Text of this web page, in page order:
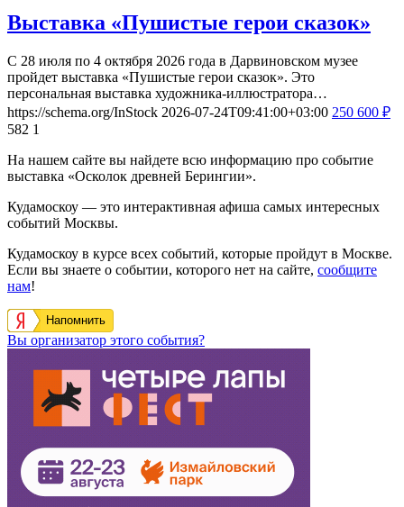
Выставка «Пушистые герои сказок»
С 28 июля по 4 октября 2026 года в Дарвиновском музее
пройдет выставка «Пушистые герои сказок». Это
персональная выставка художника-иллюстратора…
https://schema.org/InStock 2026-07-24T09:41:00+03:00 250 600 ₽
582 1
На нашем сайте вы найдете всю информацию про событие
выставка «Осколок древней Берингии».
Кудамоскоу — это интерактивная афиша самых интересных
событий Москвы.
Кудамоскоу в курсе всех событий, которые пройдут в Москве.
Если вы знаете о событии, которого нет на сайте, сообщите
нам!
Напомнить
Вы организатор этого события?